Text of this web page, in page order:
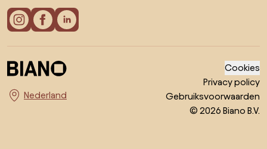
Kies land
Cookies
Privacy policy
Gebruiksvoorwaarden
© 2026 Biano B.V.